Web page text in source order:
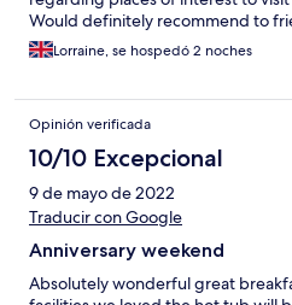
Would definitely recommend to
Lorraine, se hospedó 2 noches
Opinión verificada
10/10 Excepcional
9 de mayo de 2022
Traducir con Google
Anniversary weekend
Absolutely wonderful great